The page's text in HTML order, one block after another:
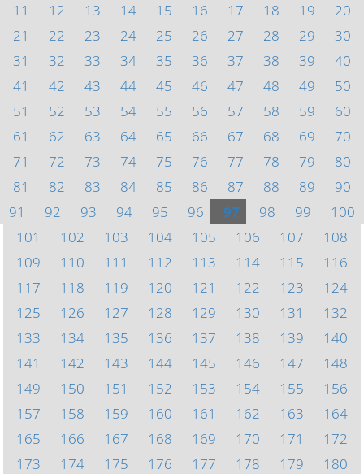
11
12 13 14 15 16 17 18 19
20
21
22 23 24 25 26 27 28 29
30
31
32 33 34 35 36 37 38 39
40
41
42 43 44 45 46 47 48 49
50
51
52 53 54 55 56 57 58 59
60
61
62 63 64 65 66 67 68 69
70
71
72 73 74 75 76 77 78 79
80
81
82 83 84 85 86 87 88 89
90
91
92 93 94 95 96 97 98 99
100
101
102 103 104 105 106 107
108
109
110 111 112 113 114 115
116
117
118 119 120 121 122 123
124
125
126 127 128 129 130 131
132
133
134 135 136 137 138 139
140
141
142 143 144 145 146 147
148
149
150 151 152 153 154 155
156
157
158 159 160 161 162 163
164
165
166 167 168 169 170 171
172
173
174 175 176 177 178 179
180